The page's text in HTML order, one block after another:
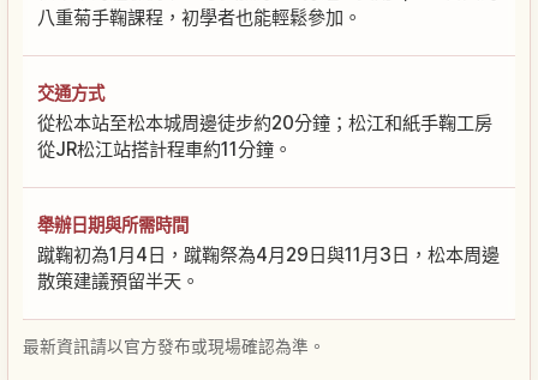
八重菊手鞠課程，初學者也能輕鬆參加。
交通方式
從松本站至松本城周邊徒步約20分鐘；松江和紙手鞠工房
從JR松江站搭計程車約11分鐘。
舉辦日期與所需時間
蹴鞠初為1月4日，蹴鞠祭為4月29日與11月3日，松本周邊
散策建議預留半天。
最新資訊請以官方發布或現場確認為準。